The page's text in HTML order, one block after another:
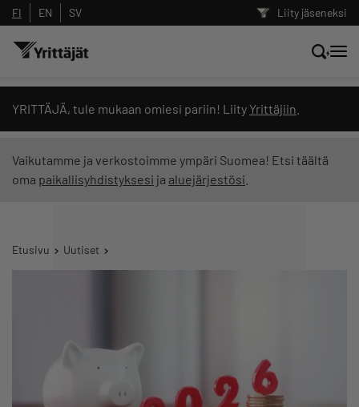
Liity jäseneksi
FI EN SV
YRITTÄJÄ, tule mukaan omiesi pariin! Liity Yrittäjiin
Vaikutamme ja verkostoimme ympäri Suomea! Etsi täältä
oma paikallisyhdistyksesi ja aluejärjestösi
Etusivu Uutiset
Hae sivustolta tai kysy suoraan
Yrittäjien tekoälyltä
Suodata hakutuloksia: näytä kaikki sisältö